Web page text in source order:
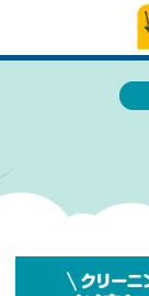
クリーニングのヤン